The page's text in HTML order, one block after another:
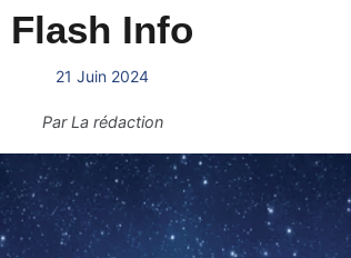
Flash Info
21 Juin 2024
ParLa rédaction